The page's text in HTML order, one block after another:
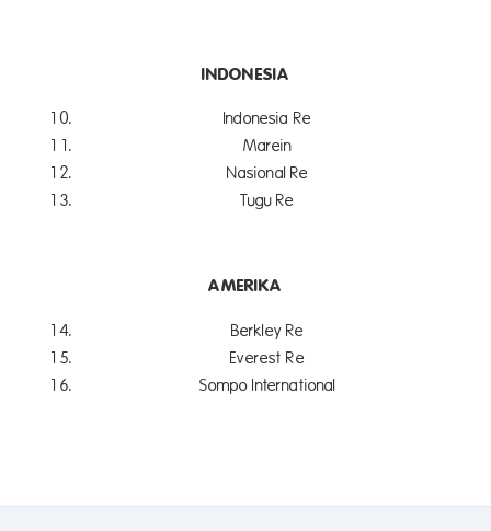
INDONESIA
Indonesia Re
Marein
Nasional Re
Tugu Re
AMERIKA
Berkley Re
Everest Re
Sompo International